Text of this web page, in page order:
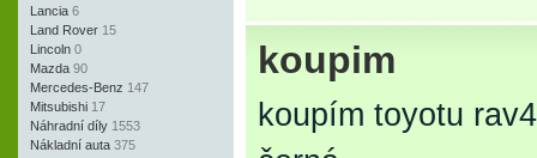
Lancia 6
Land Rover 15
Lincoln 0
Mazda 90
Mercedes-Benz 147
Mitsubishi 17
Náhradní díly 1553
Nákladní auta 375
koupim
koupím toyotu